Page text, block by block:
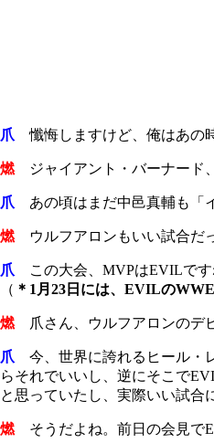
爪 懺悔しますけど、俺はあの
燃ジャイアント・バーナード
爪 あの頃はまだ中邑真輔も「
燃ウルフアロンもいい試合だ
爪 この大会、 MVPはEVILです
（ ＊1月23日には、EVILの
燃爪さん、ウルフアロンのデ
爪 今、世界に誇れるヒール・
らそれでいいし、逆にそこで
と思っていたし、実際いい試合
燃そうだよね。前日の会見で